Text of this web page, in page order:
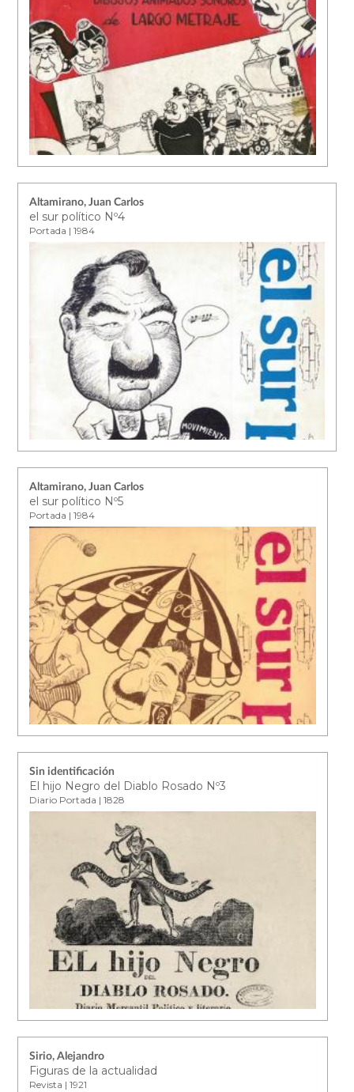
Altamirano, Juan Carlos
el sur político Nº4
Portada | 1984
Altamirano, Juan Carlos
el sur político Nº5
Portada | 1984
Sin identificación
El hijo Negro del Diablo Rosado Nº3
Diario Portada | 1828
Sirio, Alejandro
Figuras de la actualidad
Revista | 1921